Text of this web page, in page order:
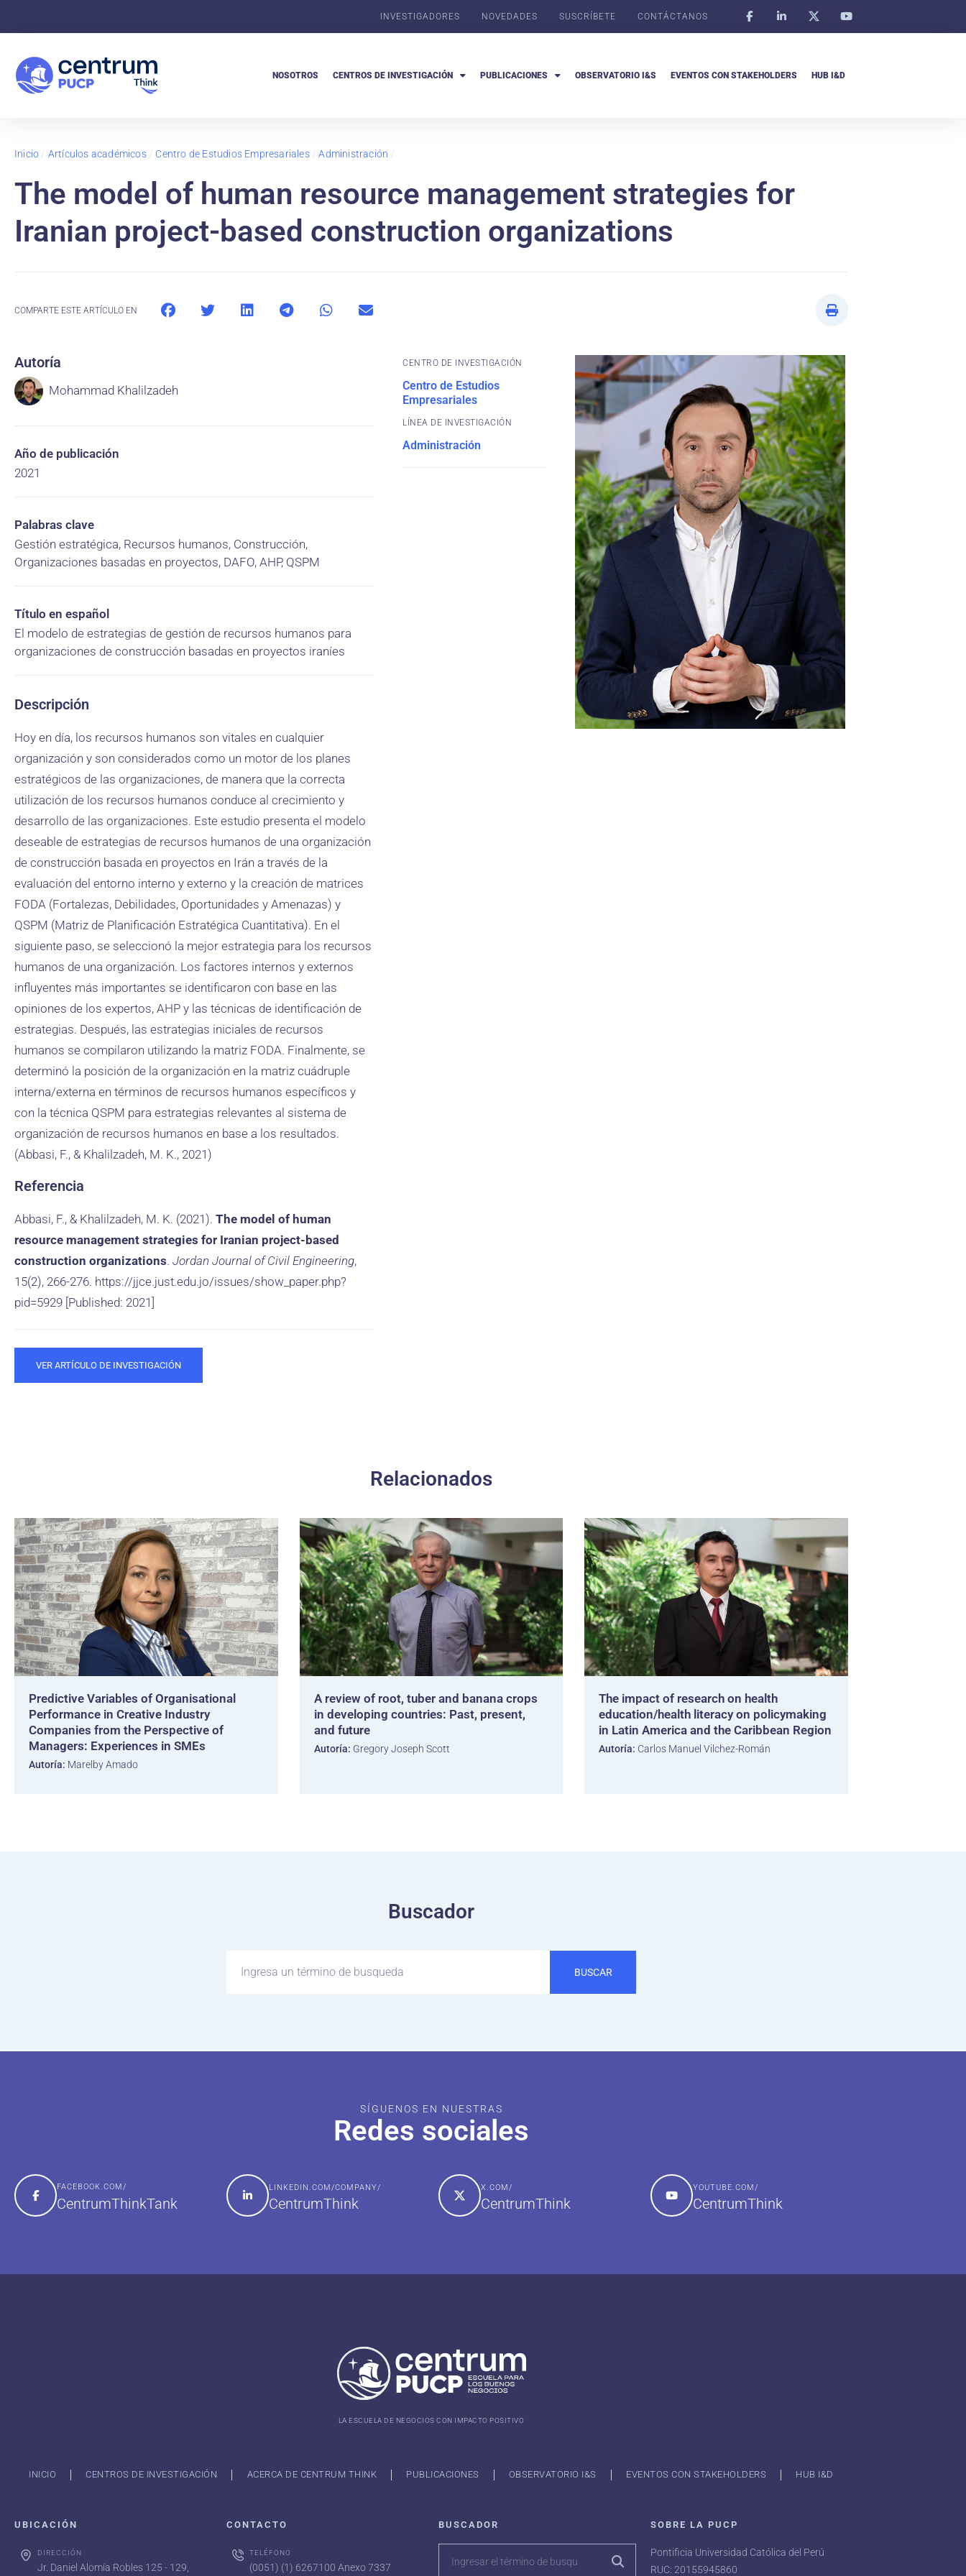
INVESTIGADORES NOVEDADES SUSCRÍBETE CONTÁCTANOS
NOSOTROS CENTROS DE INVESTIGACIÓN PUBLICACIONES OBSERVATORIO I&S EVENTOS CON STAKEHOLDERS HUB I&D
Inicio / Artículos académicos/ Centro de Estudios Empresariales/Administración /
The model of human resource management strategies for
Iranian project-based construction organizations
COMPARTE ESTE ARTÍCULO EN
Autoría
Mohammad Khalilzadeh
Año de publicación
2021
Palabras clave
Gestión estratégica, Recursos humanos, Construcción,
Organizaciones basadas en proyectos, DAFO, AHP, QSPM
Título en español
El modelo de estrategias de gestión de recursos humanos para
organizaciones de construcción basadas en proyectos iraníes
Descripción
Hoy en día, los recursos humanos son vitales en cualquier
organización y son considerados como un motor de los planes
estratégicos de las organizaciones, de manera que la correcta
utilización de los recursos humanos conduce al crecimiento y
desarrollo de las organizaciones. Este estudio presenta el modelo
deseable de estrategias de recursos humanos de una organización
de construcción basada en proyectos en Irán a través de la
evaluación del entorno interno y externo y la creación de matrices
FODA (Fortalezas, Debilidades, Oportunidades y Amenazas) y
QSPM (Matriz de Planificación Estratégica Cuantitativa). En el
siguiente paso, se seleccionó la mejor estrategia para los recursos
humanos de una organización. Los factores internos y externos
influyentes más importantes se identificaron con base en las
opiniones de los expertos, AHP y las técnicas de identificación de
estrategias. Después, las estrategias iniciales de recursos
humanos se compilaron utilizando la matriz FODA. Finalmente, se
determinó la posición de la organización en la matriz cuádruple
interna/externa en términos de recursos humanos específicos y
con la técnica QSPM para estrategias relevantes al sistema de
organización de recursos humanos en base a los resultados.
(Abbasi, F., & Khalilzadeh, M. K., 2021)
Referencia
Abbasi, F., & Khalilzadeh, M. K. (2021). The model of human
resource management strategies for Iranian project-based
construction organizations. Jordan Journal of Civil Engineering,
15(2), 266-276. https://jjce.just.edu.jo/issues/show_paper.php?
pid=5929 [Published: 2021]
VER ARTÍCULO DE INVESTIGACIÓN
CENTRO DE INVESTIGACIÓN
Centro de Estudios
Empresariales
Administración
Relacionados
Predictive Variables of Organisational
Performance in Creative Industry
Companies from the Perspective of
Managers: Experiences in SMEs
Autoría: Marelby Amado
A review of root, tuber and banana crops
in developing countries: Past, present,
and future
Autoría: Gregory Joseph Scott
The impact of research on health
education/health literacy on policymaking
in Latin America and the Caribbean Region
Autoría: Carlos Manuel Vilchez-Román
Buscador
BUSCAR
SÍGUENOS EN NUESTRAS
Redes sociales
FACEBOOK.COM/
CentrumThinkTank
LINKEDIN.COM/COMPANY/
CentrumThink
X.COM/
CentrumThink
YOUTUBE.COM/
CentrumThink
LA ESCUELA DE NEGOCIOS CON IMPACTO POSITIVO
INICIO CENTROS DE INVESTIGACIÓN ACERCA DE CENTRUM THINK PUBLICACIONES OBSERVATORIO I&S EVENTOS CON STAKEHOLDERS HUB I&D
UBICACIÓN
DIRECCIÓN
Jr. Daniel Alomía Robles 125 - 129,
CONTACTO
TELÉFONO
(0051) (1) 6267100 Anexo 7337
BUSCADOR SOBRE LA PUCP
Pontificia Universidad Católica del Perú
RUC: 20155945860